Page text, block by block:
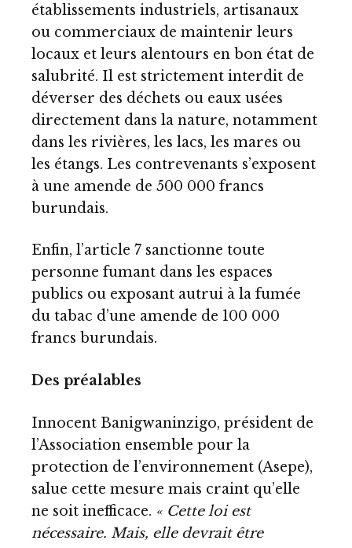
établissements industriels, artisanaux
ou commerciaux de maintenir leurs
locaux et leurs alentours en bon état de
salubrité. Il est strictement interdit de
déverser des déchets ou eaux usées
directement dans la nature, notamment
dans les rivières, les lacs, les mares ou
les étangs. Les contrevenants s’exposent
à une amende de 500 000 francs
burundais.
Enfin, l’article 7 sanctionne toute
personne fumant dans les espaces
publics ou exposant autrui à la fumée
du tabac d’une amende de 100 000
francs burundais.
Des préalables
Innocent Banigwaninzigo, président de
l’Association ensemble pour la
protection de l’environnement (Asepe),
salue cette mesure mais craint qu’elle
ne soit inefficace. « Cette loi est
nécessaire. Mais, elle devrait être